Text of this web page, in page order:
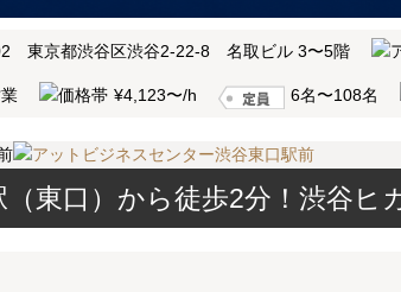
東京都渋谷区渋谷2-22-8 名取ビル 3〜5階
¥4,123〜/h 6名〜108名
（東口）から徒歩2分！渋谷ヒ